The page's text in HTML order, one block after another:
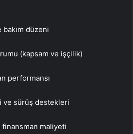
düzeni
(kapsam ve işçilik)
performansı
ve sürüş destekleri
finansman maliyeti